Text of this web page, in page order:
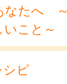
なたへ
こと～
ピ